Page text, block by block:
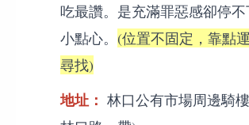
吃最讚。是充滿罪惡感卻停
小點心。 (位置不固定，靠點
尋找)
地址： 林口公有市場周邊騎樓